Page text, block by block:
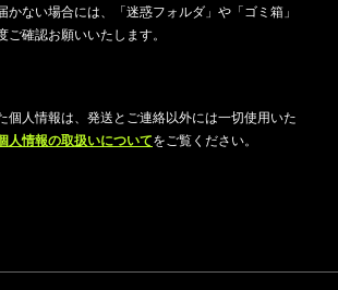
かない場合には、「迷惑フォルダ」や「ゴミ箱」
確認お願いいたします。
個人情報は、発送とご連絡以外には一切使用いた
人情報の取扱いについてをご覧ください。